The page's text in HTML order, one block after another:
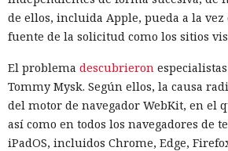
de ellos, incluida Apple, pueda a la vez
fuente de la solicitud como los sitios
El problema descubrieron
Tommy Mysk. Según ellos, la causa
del motor de navegador WebKit, en el
así como en todos los navegadores de
iPadOS, incluidos Chrome, Edge,